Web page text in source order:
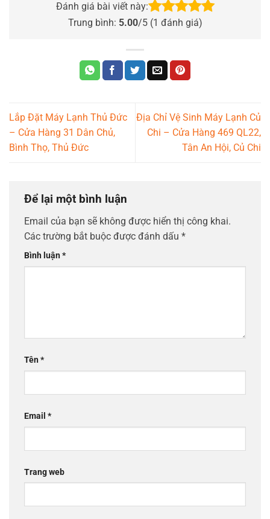
Đánh giá bài viết này:
Trung bình: 5.00/5 (1 đánh giá)
Lắp Đặt Máy Lạnh Thủ Đức
– Cửa Hàng 31 Dân Chủ,
Bình Thọ, Thủ Đức
Địa Chỉ Vệ Sinh Máy Lạnh Củ
Chi – Cửa Hàng 469 QL22,
Tân An Hội, Củ Chi
Để lại một bình luận
Email của bạn sẽ không được hiển thị công khai.
Các trường bắt buộc được đánh dấu *
Bình luận*
Tên*
Email *
Trang web